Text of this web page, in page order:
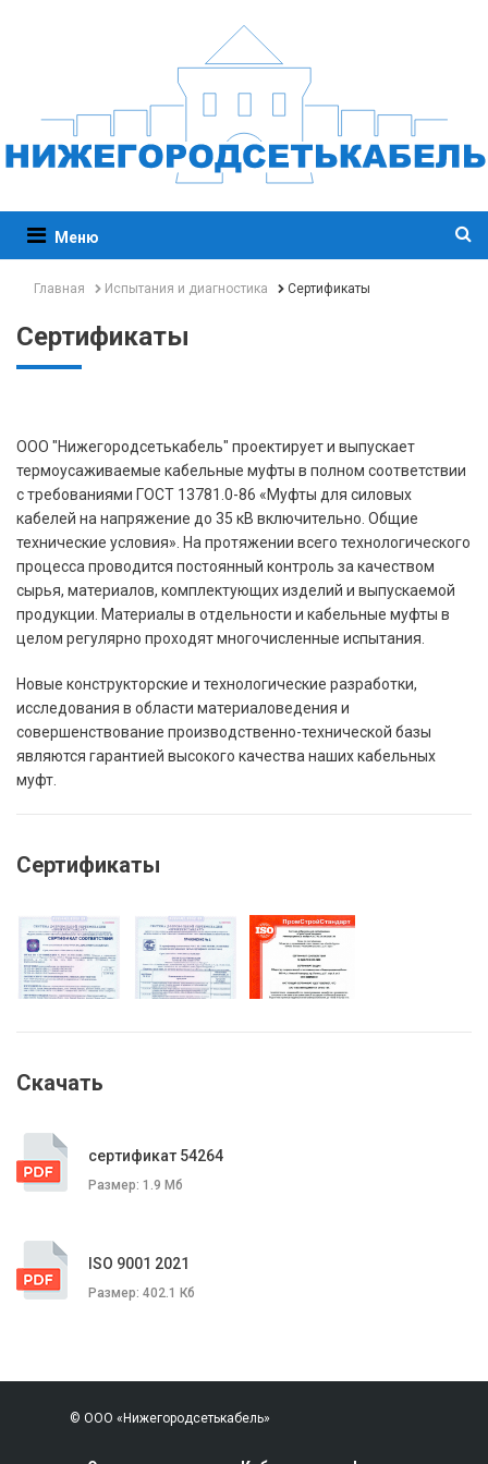
Меню
Главная Испытания и диагностика Сертификаты
Сертификаты
ООО "Нижегородсетькабель" проектирует и выпускает
термоусаживаемые кабельные муфты в полном соответствии
с требованиями ГОСТ 13781.0-86 «Муфты для силовых
кабелей на напряжение до 35 кВ включительно. Общие
технические условия». На протяжении всего технологического
процесса проводится постоянный контроль за качеством
сырья, материалов, комплектующих изделий и выпускаемой
продукции. Материалы в отдельности и кабельные муфты в
целом регулярно проходят многочисленные испытания.
Новые конструкторские и технологические разработки,
исследования в области материаловедения и
совершенствование производственно-технической базы
являются гарантией высокого качества наших кабельных
муфт.
Сертификаты
Скачать
сертификат 54264
Размер: 1.9 Мб
ISO 9001 2021
Размер: 402.1 Кб
© ООО «Нижегородсетькабель»